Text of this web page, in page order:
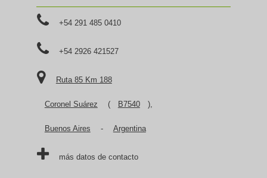
+54 291 485 0410
+54 2926 421527
Ruta 85 Km 188
Coronel Suárez ( B7540 ),
Buenos Aires - Argentina
más datos de contacto